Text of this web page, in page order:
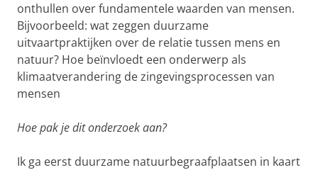
onthullen over fundamentele waarden van mensen.
Bijvoorbeeld: wat zeggen duurzame
uitvaartpraktijken over de relatie tussen mens en
natuur? Hoe beïnvloedt een onderwerp als
klimaatverandering de zingevingsprocessen van
mensen
Hoe pak je dit onderzoek aan?
Ik ga eerst duurzame natuurbegraafplaatsen in kaart